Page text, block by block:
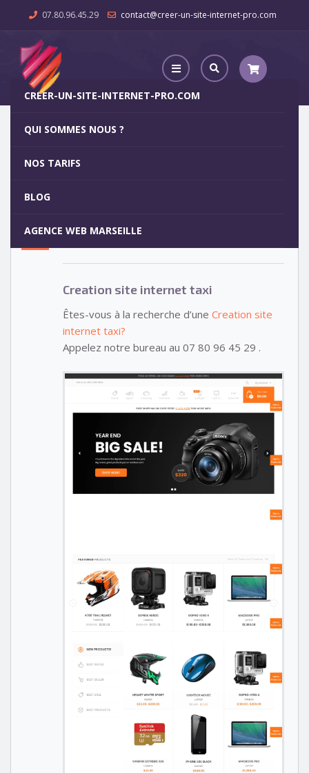
07.80.96.45.29 contact@creer-un-site-internet-pro.com
CREER-UN-SITE-INTERNET-PRO.COM
QUI SOMMES NOUS ?
NOS TARIFS
BLOG
AGENCE WEB MARSEILLE
Creation site internet taxi
15
Votre site internet pour 29€
Creation site internet taxi
Êtes-vous à la recherche d’une Creation site
internet taxi?
Appelez notre bureau au 07 80 96 45 29 .